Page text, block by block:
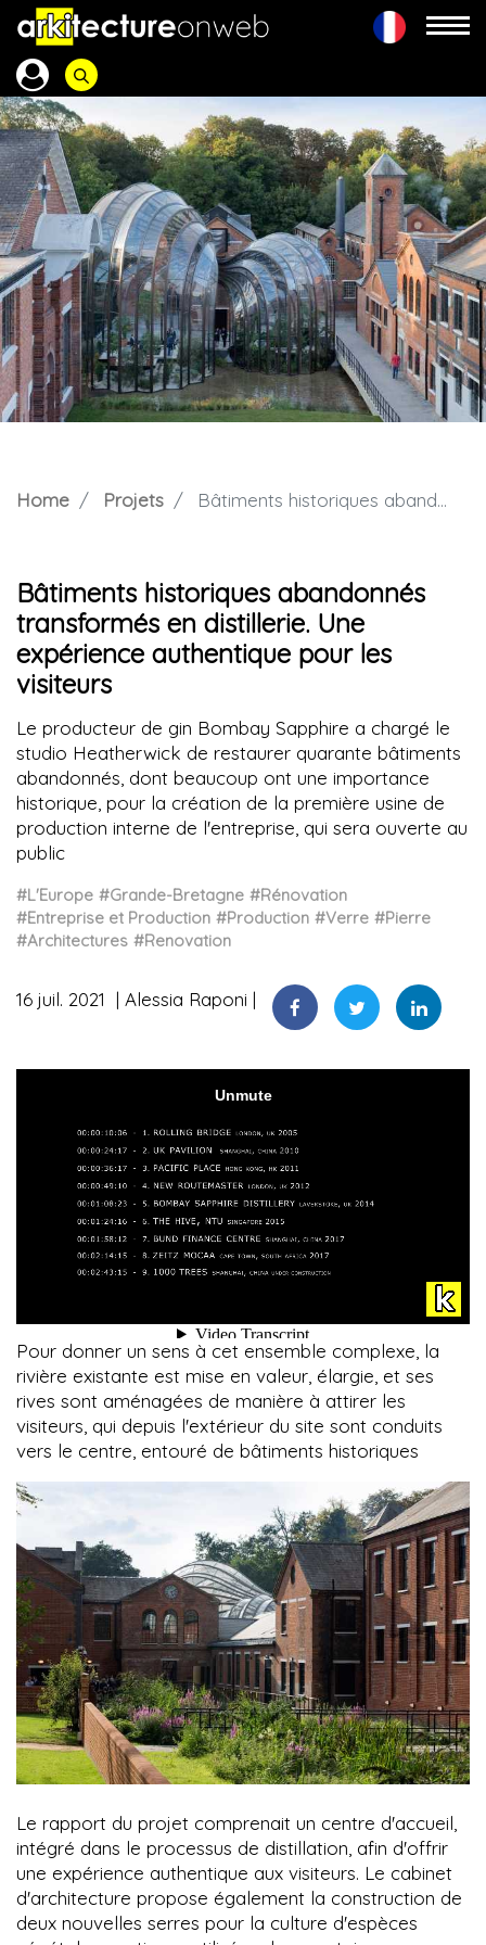
Home Projets Bâtiments historiques abandonnés transformés en distillerie. Une expérience authentique pour les visiteurs
Bâtiments historiques abandonnés
transformés en distillerie. Une
expérience authentique pour les
visiteurs
Le producteur de gin Bombay Sapphire a chargé le
studio Heatherwick de restaurer quarante bâtiments
abandonnés, dont beaucoup ont une importance
historique, pour la création de la première usine de
production interne de l'entreprise, qui sera ouverte au
public
#L'Europe #Grande-Bretagne #Rénovation
#Entreprise et Production #Production #Verre #Pierre
#Architectures #Renovation
16 juil. 2021 Alessia Raponi
Pour donner un sens à cet ensemble complexe, la
rivière existante est mise en valeur, élargie, et ses
rives sont aménagées de manière à attirer les
visiteurs, qui depuis l'extérieur du site sont conduits
vers le centre, entouré de bâtiments historiques
Le rapport du projet comprenait un centre d'accueil,
intégré dans le processus de distillation, afin d'offrir
une expérience authentique aux visiteurs. Le cabinet
d'architecture propose également la construction de
deux nouvelles serres pour la culture d'espèces